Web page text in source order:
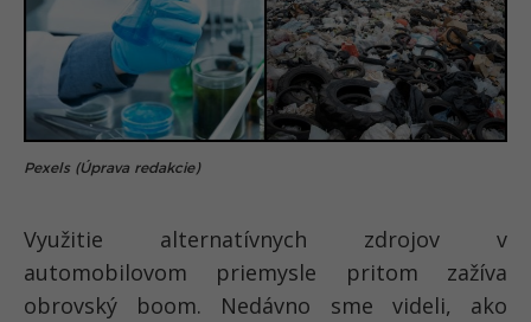
Pexels (Úprava redakcie)
Využitie alternatívnych zdrojov v
automobilovom priemysle pritom zažíva
obrovský boom. Nedávno sme videli, ako